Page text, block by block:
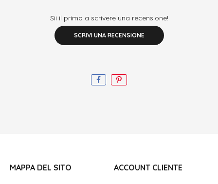
Sii il primo a scrivere una recensione!
SCRIVI UNA RECENSIONE
MAPPA DEL SITO ACCOUNT CLIENTE